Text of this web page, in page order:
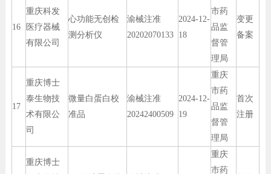
16
重庆科发
医疗器械
有限公司
心功能无创检
测分析仪
渝械注准
20202070133
2024-12-
18
市药
品监
督管
理局
变更
备案
17
重庆博士
泰生物技
术有限公
司
微量白蛋白校
准品
渝械注准
20242400509
2024-12-
19
重庆
市药
品监
督管
理局
首次
注册
重庆博士
重庆
市药